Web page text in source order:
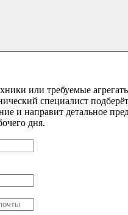
или требуемые
специалист подберёт
и направит детальное
дня.